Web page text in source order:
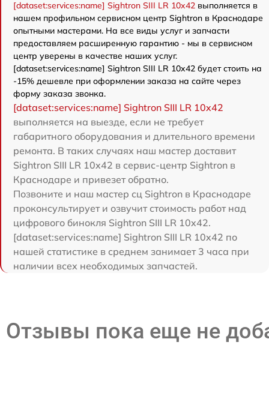
[dataset:services:name] Sightron SIII LR 10x42 выполняется в
нашем профильном сервисном центр Sightron в Краснодаре
опытными мастерами. На все виды услуг и запчасти
предоставляем расширенную гарантию - мы в сервисном
центр уверены в качестве наших услуг.
[dataset:services:name] Sightron SIII LR 10x42 будет стоить на
-15% дешевле при оформлении заказа на сайте через
форму заказа звонка.
[dataset:services:name] Sightron SIII LR 10x42
выполняется на выезде, если не требует
габаритного оборудования и длительного времени
ремонта. В таких случаях наш мастер доставит
Sightron SIII LR 10x42 в сервис-центр Sightron в
Краснодаре и привезет обратно.
Позвоните и наш мастер сц Sightron в Краснодаре
проконсультирует и озвучит стоимость работ над
цифрового бинокля Sightron SIII LR 10x42.
[dataset:services:name] Sightron SIII LR 10x42 по
нашей статистике в среднем занимает 3 часа при
наличии всех необходимых запчастей.
Отзывы пока еще не